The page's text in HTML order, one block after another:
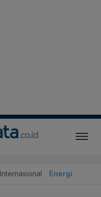
Internasional Energi